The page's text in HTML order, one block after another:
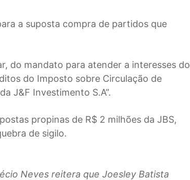
a suposta compra de partidos que
do mandato para atender a interesses do
do Imposto sobre Circulação de
J&F Investimento S.A”.
propinas de R$ 2 milhões da JBS,
de sigilo.
Neves reitera que Joesley Batista